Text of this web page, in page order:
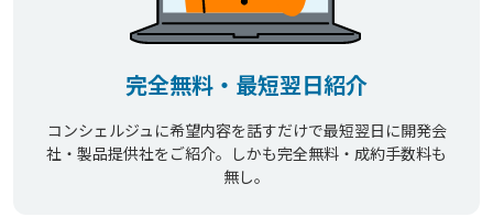
完全無料・最短翌日紹介
コンシェルジュに希望内容を話すだけで最短翌日に開発会
社・製品提供社をご紹介。しかも完全無料・成約手数料も
無し。